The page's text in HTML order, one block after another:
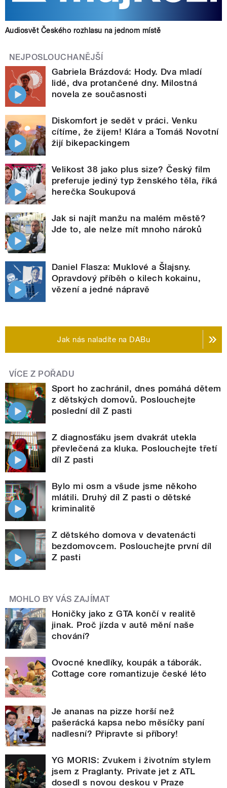
Audiosvět Českého rozhlasu na jednom místě
NEJPOSLOUCHANĚJŠÍ
Gabriela Brázdová: Hody. Dva mladí
lidé, dva protančené dny. Milostná
novela ze současnosti
Diskomfort je sedět v práci. Venku
cítíme, že žijem! Klára a Tomáš Novotní
žijí bikepackingem
Velikost 38 jako plus size? Český film
preferuje jediný typ ženského těla, říká
herečka Soukupová
Jak si najít manžu na malém městě?
Jde to, ale nelze mít mnoho nároků
Daniel Flasza: Muklové a Šlajsny.
Opravdový příběh o kilech kokainu,
vězení a jedné nápravě
Jak nás naladíte na DABu
VÍCE Z POŘADU
Sport ho zachránil, dnes pomáhá dětem
z dětských domovů. Poslouchejte
poslední díl Z pasti
Z diagnosťáku jsem dvakrát utekla
převlečená za kluka. Poslouchejte třetí
díl Z pasti
Bylo mi osm a všude jsme někoho
mlátili. Druhý díl Z pasti o dětské
kriminalitě
Z dětského domova v devatenácti
bezdomovcem. Poslouchejte první díl
Z pasti
MOHLO BY VÁS ZAJÍMAT
Honičky jako z GTA končí v realitě
jinak. Proč jízda v autě mění naše
chování?
Ovocné knedlíky, koupák a táborák.
Cottage core romantizuje české léto
Je ananas na pizze horší než
pašerácká kapsa nebo měsíčky paní
nadlesní? Připravte si příbory!
YG MORIS: Zvukem i životním stylem
jsem z Praglanty. Private jet z ATL
dosedl s novou deskou v Praze